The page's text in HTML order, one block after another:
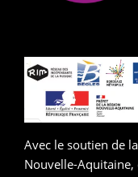
Avec le soutien de
Nouvelle-